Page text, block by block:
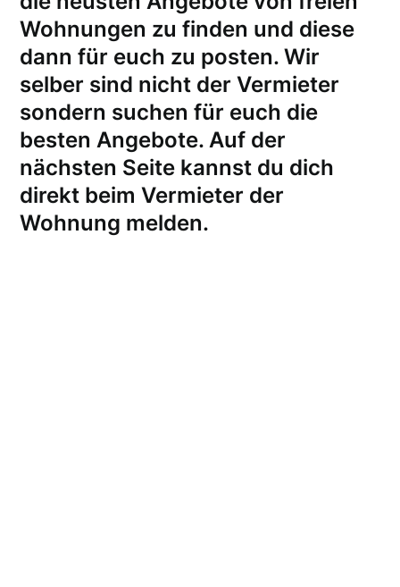
Wohnungen zu finden und diese
dann für euch zu posten. Wir
selber sind nicht der Vermieter
sondern suchen für euch die
besten Angebote. Auf der
nächsten Seite kannst du dich
direkt beim Vermieter der
Wohnung melden.